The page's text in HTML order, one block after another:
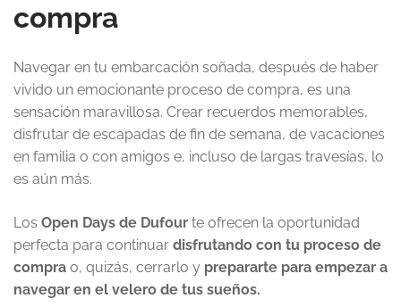
compra
Navegar en tu embarcación soñada, después de haber
vivido un emocionante proceso de compra, es una
sensación maravillosa. Crear recuerdos memorables,
disfrutar de escapadas de fin de semana, de vacaciones
en familia o con amigos e, incluso de largas travesías, lo
es aún más.
Los Open Days de Dufour te ofrecen la oportunidad
perfecta para continuar disfrutando con tu proceso de
compra o, quizás, cerrarlo y prepararte para empezar a
navegar en el velero de tus sueños.